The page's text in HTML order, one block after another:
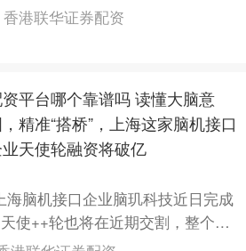
步落地张江机器人谷。这是上纬
香港联华证券配资
平台哪个靠谱吗 读懂大脑意
精准“搭桥”，上海这家脑机接口
天使轮融资将破亿
海脑机接口企业脑玑科技近日完成
使++轮也将在近期交割，整个天
亿元。 脑玑科技瞄准的是脑卒